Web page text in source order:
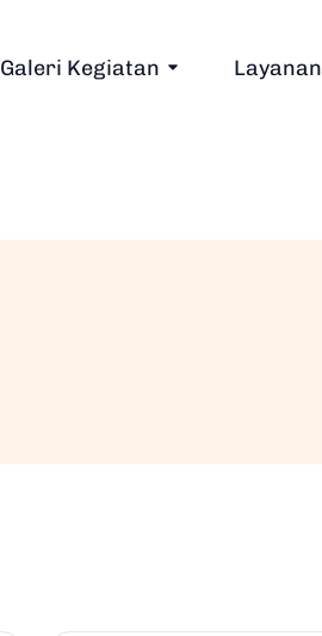
Galeri Kegiatan Layanan